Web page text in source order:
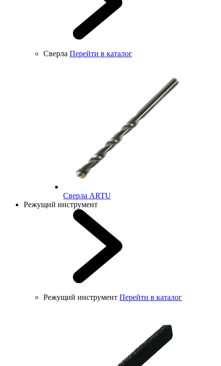
Сверла Перейти в каталог
Cверла ARTU
Режущий инструмент
Режущий инструмент Перейти в каталог